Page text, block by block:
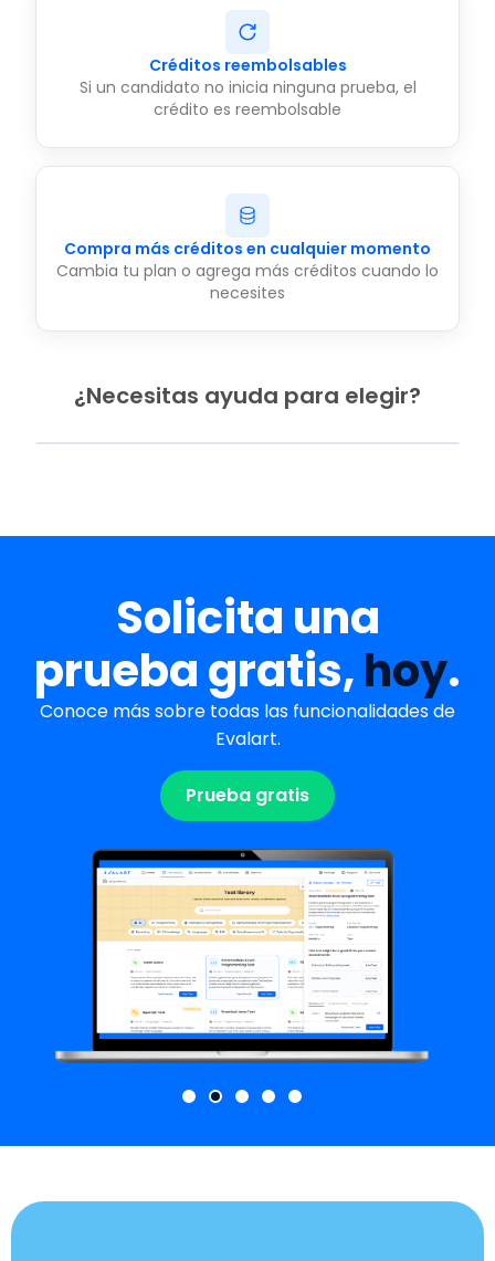
Créditos reembolsables
Si un candidato no inicia ninguna prueba, el
crédito es reembolsable
Compra más créditos en cualquier momento
Cambia tu plan o agrega más créditos cuando lo
necesites
¿Necesitas ayuda para elegir?
Solicita una
prueba gratis,hoy.
Conoce más sobre todas las funcionalidades de
Evalart.
Prueba gratis